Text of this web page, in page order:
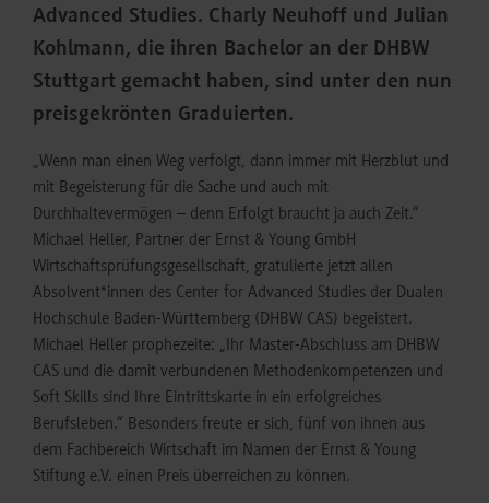
Advanced Studies. Charly Neuhoff und Julian
Kohlmann, die ihren Bachelor an der DHBW
Stuttgart gemacht haben, sind unter den nun
preisgekrönten Graduierten.
„Wenn man einen Weg verfolgt, dann immer mit Herzblut und
mit Begeisterung für die Sache und auch mit
Durchhaltevermögen – denn Erfolgt braucht ja auch Zeit.“
Michael Heller, Partner der Ernst & Young GmbH
Wirtschaftsprüfungsgesellschaft, gratulierte jetzt allen
Absolvent*innen des Center for Advanced Studies der Dualen
Hochschule Baden-Württemberg (DHBW CAS) begeistert.
Michael Heller prophezeite: „Ihr Master-Abschluss am DHBW
CAS und die damit verbundenen Methodenkompetenzen und
Soft Skills sind Ihre Eintrittskarte in ein erfolgreiches
Berufsleben.“ Besonders freute er sich, fünf von ihnen aus
dem Fachbereich Wirtschaft im Namen der Ernst & Young
Stiftung e.V. einen Preis überreichen zu können.